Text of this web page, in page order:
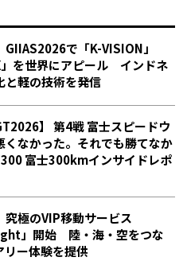
GIIAS2026で「K-VISION」
」を世界にアピール インドネ
と軽の技術を発信
】 第4戦 富士スピードウ
なかった。それでも勝てなか
富士300kmインサイドレポ
究極のVIP移動サービス
」開始 陸・海・空をつな
リー体験を提供